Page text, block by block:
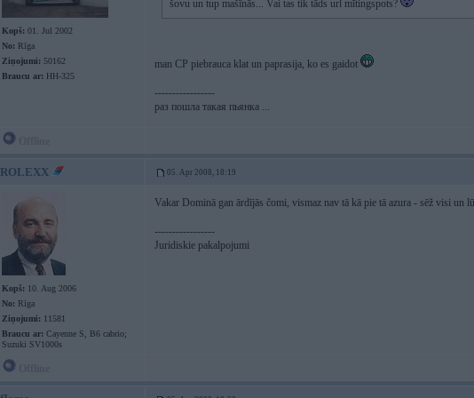
Kopš: 01. Jul 2002
No: Rīga
Ziņojumi: 50162
Braucu ar: HH-325
šovu un tup mašīnās... Vai tas tik tāds url mītingspots?
man CP piebrauca klat un paprasija, ko es gaidot
-----------------
раз пошла такая пьянка ...
ROLEXX 05. Apr 2008, 18:19
Kopš: 10. Aug 2006
No: Rīga
Ziņojumi: 11581
Braucu ar: Cayenne S, B6 cabrio;
Suzuki SV1000s
Vakar Dominā gan ārdījās čomi, vismaz nav tā kā pie tā azura - sēž visi un
-----------------
Juridiskie pakalpojumi